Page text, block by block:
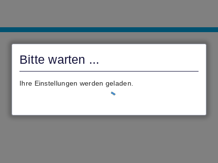
Bitte warten ...
Ihre Einstellungen werden geladen.